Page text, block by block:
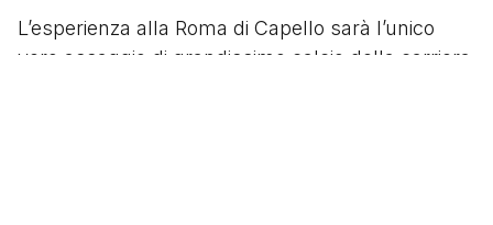
L’esperienza alla Roma di Capello sarà l’unico
vero assaggio di grandissimo calcio della carriera